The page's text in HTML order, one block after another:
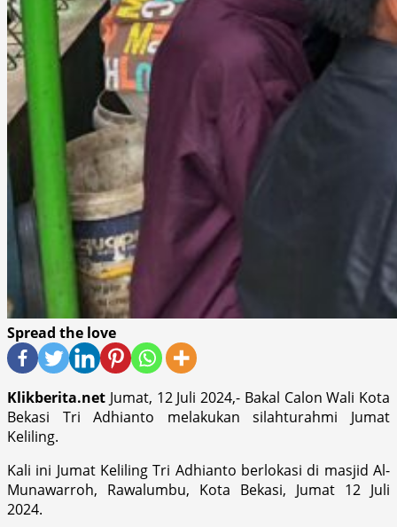
Spread the love
Klikberita.net Jumat, 12 Juli 2024,- Bakal Calon Wali Kota
Bekasi Tri Adhianto melakukan silahturahmi Jumat
Keliling.
Kali ini Jumat Keliling Tri Adhianto berlokasi di masjid Al-
Munawarroh, Rawalumbu, Kota Bekasi, Jumat 12 Juli
2024.